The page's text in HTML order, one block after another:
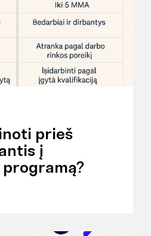
prieš
į
programą?